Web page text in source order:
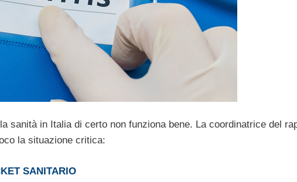
sanità in Italia di certo non funziona bene. La coordinatrice del
la situazione critica:
SANITARIO